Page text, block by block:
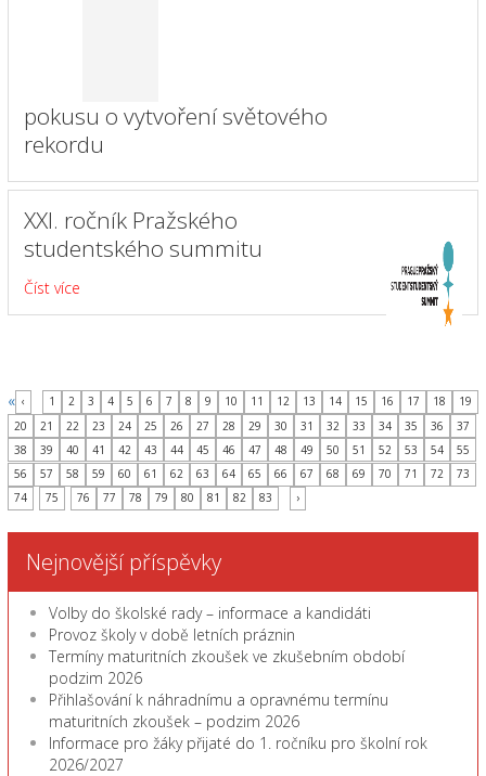
pokusu o vytvoření světového
rekordu
XXI. ročník Pražského
studentského summitu
Číst více
« ‹ 1 2 3 4 5 6 7 8 9 10 11 12 13 14 15 16 17 18
19
20
21 22 23 24 25 26 27 28 29 30 31 32 33 34 35 36
37
38
39 40 41 42 43 44 45 46 47 48 49 50 51 52 53 54
55
56
57 58 59 60 61 62 63 64 65 66 67 68 69 70 71 72
73
74
75 76 77 78 79 80 81 82 83 ›
Nejnovější příspěvky
Volby do školské rady – informace a kandidáti
Provoz školy v době letních práznin
Termíny maturitních zkoušek ve zkušebním období
podzim 2026
Přihlašování k náhradnímu a opravnému termínu
maturitních zkoušek – podzim 2026
Informace pro žáky přijaté do 1. ročníku pro školní rok
2026/2027